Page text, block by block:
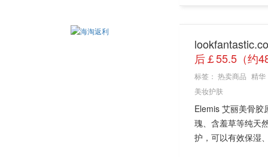
后￡55.5（约
标签： 热卖商品 精华
美妆护肤
Elemis 艾丽美骨胶
瑰、含羞草等纯天
护，可以有效保湿